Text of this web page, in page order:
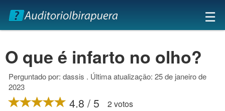
×
☰
O que é infarto no olho?
Perguntado por: dassis . Última atualização: 25 de janeiro de
2023
4.8 / 5 2 votos